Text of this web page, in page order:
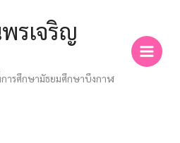
พรเจริญ
ารศึกษามัธยมศึกษาบึงกาฬ